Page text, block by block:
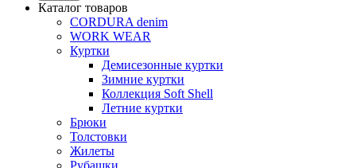
Каталог товаров
CORDURA denim
WORK WEAR
Куртки
Демисезонные куртки
Зимние куртки
Коллекция Soft Shell
Летние куртки
Брюки
Толстовки
Жилеты
Рубашки